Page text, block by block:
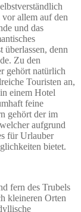
allem auf den
und das
überlassen, denn
Zu den
gehört natürlich
Touristen an,
einem Hotel
feine
gehört der im
aufgrund
für Urlauber
bietet.
fern des Trubels
kleineren Orten